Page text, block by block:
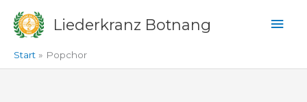
Inhalt
springen
Liederkranz Botnang
Start Popchor